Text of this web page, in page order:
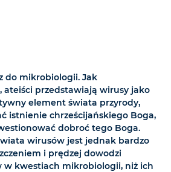
do mikrobiologii. Jak
ateiści przedstawiają wirusy jako
element świata przyrody,
istnienie chrześcijańskiego Boga,
dobroć tego Boga.
wirusów jest jednak bardzo
i prędzej dowodzi
w kwestiach mikrobiologii, niż ich